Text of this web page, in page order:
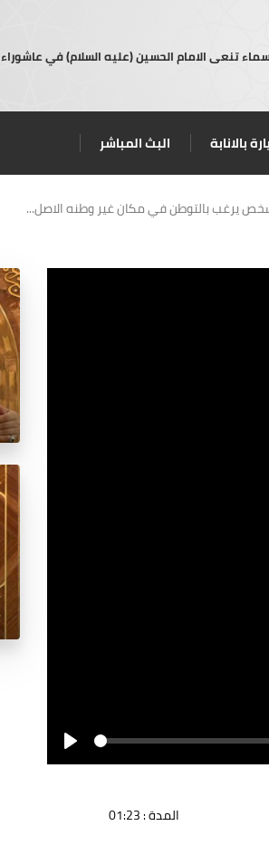
تنعى الامام الحسين (عليه السلام) في عاشوراء
بالانابة البث المباشر
يرغب بالتوطن في مكان غير وطنه الاصل...
Play
Seek
المدة : 01:23